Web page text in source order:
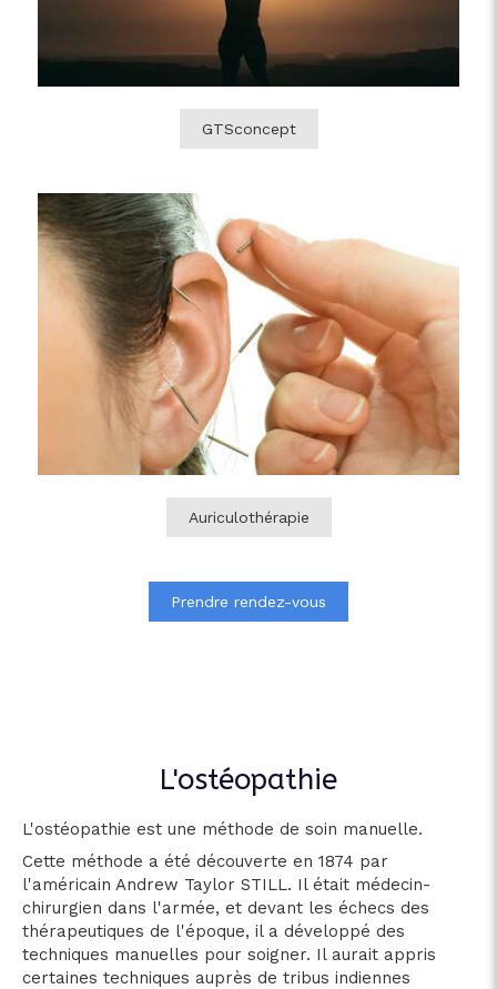
GTSconcept
Auriculothérapie
Prendre rendez-vous
L'ostéopathie
L'ostéopathie est une méthode de soin manuelle.
Cette méthode a été découverte en 1874 par
l'américain Andrew Taylor STILL. Il était médecin-
chirurgien dans l'armée, et devant les échecs des
thérapeutiques de l'époque, il a développé des
techniques manuelles pour soigner. Il aurait appris
certaines techniques auprès de tribus indiennes